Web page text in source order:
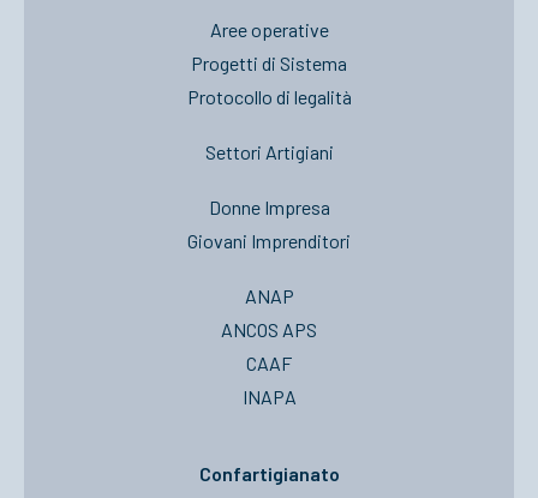
Aree operative
Progetti di Sistema
Protocollo di legalità
Settori Artigiani
Donne Impresa
Giovani Imprenditori
ANAP
ANCOS APS
CAAF
INAPA
Confartigianato